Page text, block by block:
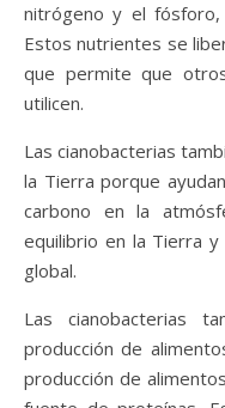
nitrógeno y el
Estos nutrientes se
que permite que
utilicen.
Las cianobacterias
la Tierra porque
carbono en la
equilibrio en la Tierra
global.
Las cianobacterias
producción de
producción de